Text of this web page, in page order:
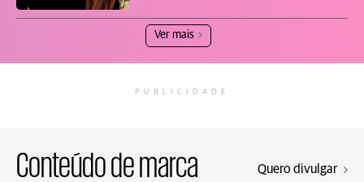
Ver mais
PUBLICIDADE
Conteúdo de marca Quero divulgar